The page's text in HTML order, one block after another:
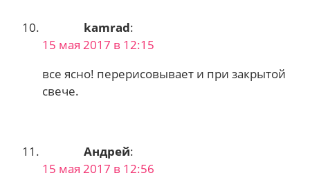
kamrad:
15 мая 2017 в 12:15
все ясно! перерисовывает и при закрытой
свече.
Андрей:
15 мая 2017 в 12:56